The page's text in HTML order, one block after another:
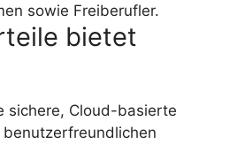
sowie Freiberufler.
bietet
sichere, Cloud-basierte